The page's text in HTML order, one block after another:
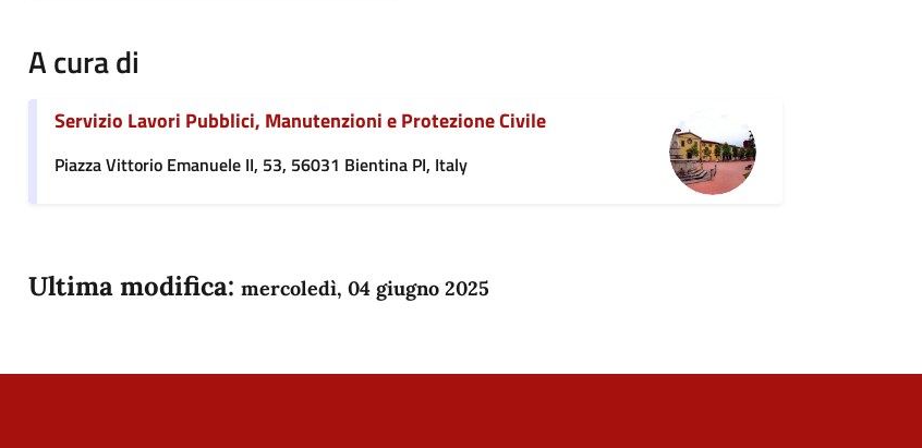
A cura di
Servizio Lavori Pubblici, Manutenzioni e Protezione Civile
Piazza Vittorio Emanuele II, 53, 56031 Bientina PI, Italy
Ultima modifica: mercoledì, 04 giugno 2025